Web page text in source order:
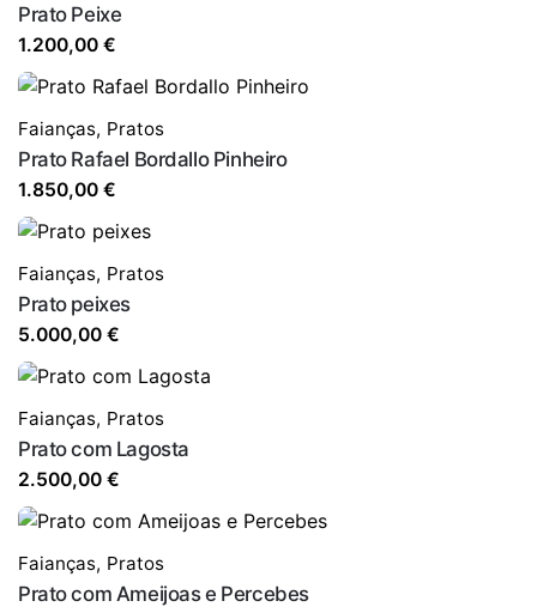
Prato Peixe
1.200,00 €
Faianças, Pratos
Prato Rafael Bordallo Pinheiro
1.850,00 €
Faianças, Pratos
Prato peixes
5.000,00 €
Faianças, Pratos
Prato com Lagosta
2.500,00 €
Faianças, Pratos
Prato com Ameijoas e Percebes